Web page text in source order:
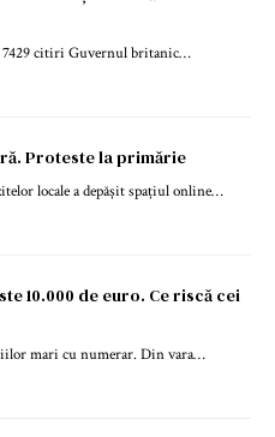
7429 citiri Guvernul britanic…
Proteste la primărie
locale a depășit spațiul online…
10.000 de euro. Ce riscă cei
mari cu numerar. Din vara…